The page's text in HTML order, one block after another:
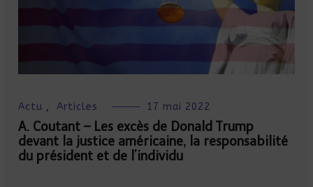
Actu , Articles 17 mai 2022
A. Coutant – Les excès de Donald Trump
devant la justice américaine, la responsabilité
du président et de l’individu